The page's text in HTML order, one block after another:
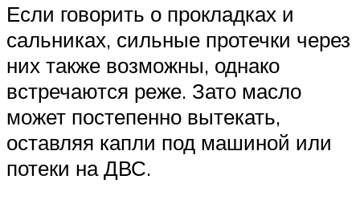
Если говорить о прокладках и
сальниках, сильные протечки через
них также возможны, однако
встречаются реже. Зато масло
может постепенно вытекать,
оставляя капли под машиной или
потеки на ДВС.